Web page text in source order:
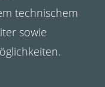
technischem
sowie